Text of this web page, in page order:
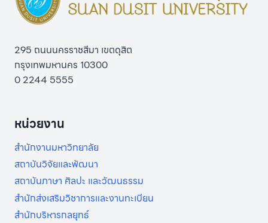
สัมภาษณ์
หลักสูตร
ช่วย
พยาบาล
1)
295 ถนนนครราชสีมา เขตดุสิต
กรุงเทพมหานคร 10300
0 2244 5555
หน่วยงาน
สำนักงานมหาวิทยาลัย
สถาบันวิจัยและพัฒนา
สถาบันภาษา ศิลปะ และวัฒนธรรม
สำนักส่งเสริมวิชาการและงานทะเบียน
สำนักบริหารกลยุทธ์